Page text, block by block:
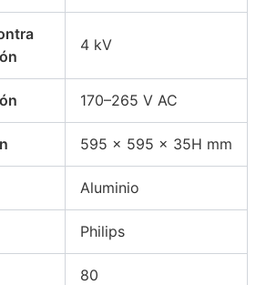
4 kV
170–265 V AC
595 × 595 × 35H mm
Aluminio
Philips
80